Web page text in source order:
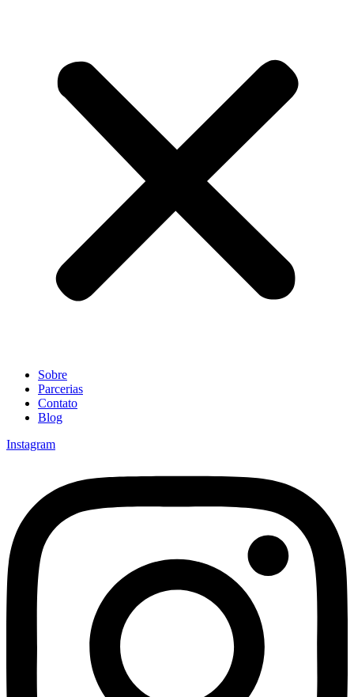
Sobre
Parcerias
Contato
Blog
Instagram